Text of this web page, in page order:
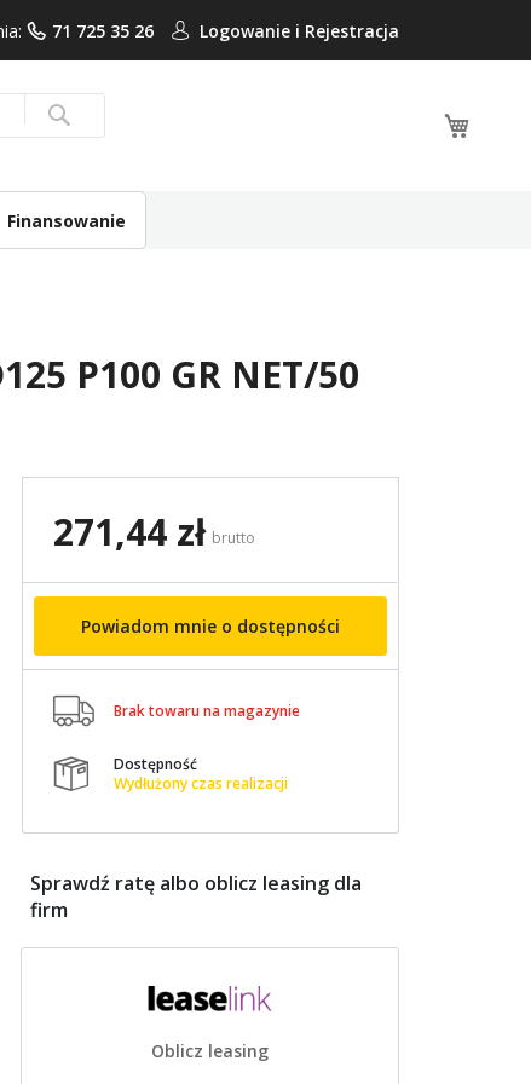
71 725 35 26 Logowanie i Rejestracja
Search
Finansowanie
P100 GR NET/50
271,44 zł brutto
Powiadom mnie o dostępności
 Brak towaru na magazynie

Dostępność
Wydłużony czas realizacji
Sprawdź ratę albo oblicz leasing dla
firm
Oblicz leasing